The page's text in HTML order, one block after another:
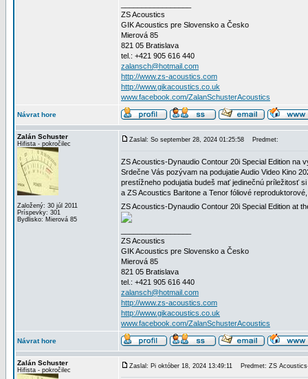
ZS Acoustics
GIK Acoustics pre Slovensko a Česko
Mierová 85
821 05 Bratislava
tel.: +421 905 616 440
zalansch@hotmail.com
http://www.zs-acoustics.com
http://www.gikacoustics.co.uk
www.facebook.com/ZalanSchusterAcoustics
Návrat hore
Zalán Schuster
Hifista - pokročilec
Založený: 30 júl 2011
Príspevky: 301
Bydlisko: Mierová 85
Zaslal: So september 28, 2024 01:25:58 Predmet:
ZS Acoustics-Dynaudio Contour 20i Special Edition na
Srdečne Vás pozývam na podujatie Audio Video Kino
prestížneho podujatia budeš mať jedinečnú príležitosť
a ZS Acoustics Baritone a Tenor fóliové
ZS Acoustics-Dynaudio Contour 20i Special Edition at
ZS Acoustics
GIK Acoustics pre Slovensko a Česko
Mierová 85
821 05 Bratislava
tel.: +421 905 616 440
zalansch@hotmail.com
http://www.zs-acoustics.com
http://www.gikacoustics.co.uk
www.facebook.com/ZalanSchusterAcoustics
Návrat hore
Zalán Schuster
Hifista - pokročilec
Zaslal: Pi október 18, 2024 13:49:11 Predmet: ZS